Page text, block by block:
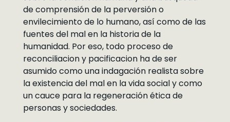
de comprensión de la perversión o
envilecimiento de lo humano, así como de las
fuentes del mal en la historia de la
humanidad. Por eso, todo proceso de
reconciliacion y pacificacion ha de ser
asumido como una indagación realista sobre
la existencia del mal en la vida social y como
un cauce para la regeneración ética de
personas y sociedades.